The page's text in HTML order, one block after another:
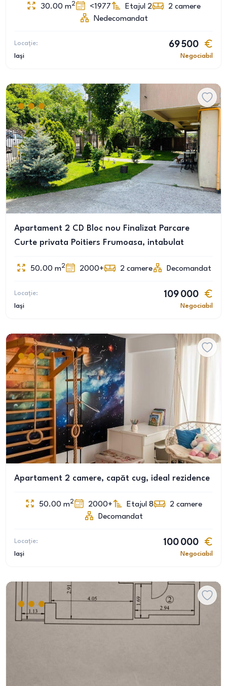
30.00 m2 <1977 Etajul 2 2 camere
Nedecomandat
Locație:
Iași
69 500
Negociabil
Apartament 2 CD Bloc nou Finalizat Parcare
Curte privata Poitiers Frumoasa, intabulat
50.00 m2 2000+ 2 camere Decomandat
Locație:
Iași
109 000
Negociabil
Apartament 2 camere, capăt cug, ideal rezidence
50.00 m2 2000+ Etajul 8 2 camere
Decomandat
Locație:
Iași
100 000
Negociabil